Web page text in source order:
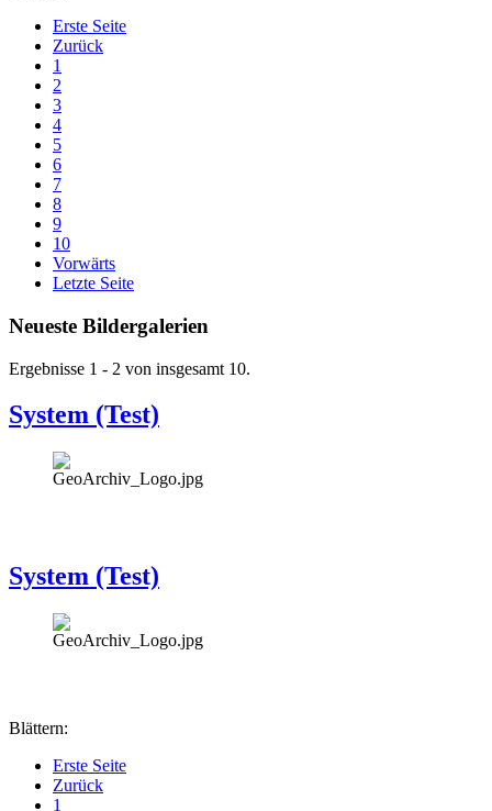
Erste Seite
Zurück
1
2
3
4
5
6
7
8
9
10
Vorwärts
Letzte Seite
Neueste Bildergalerien
Ergebnisse 1 - 2 von insgesamt 10.
System (Test)
System (Test)
Blättern:
Erste Seite
Zurück
1